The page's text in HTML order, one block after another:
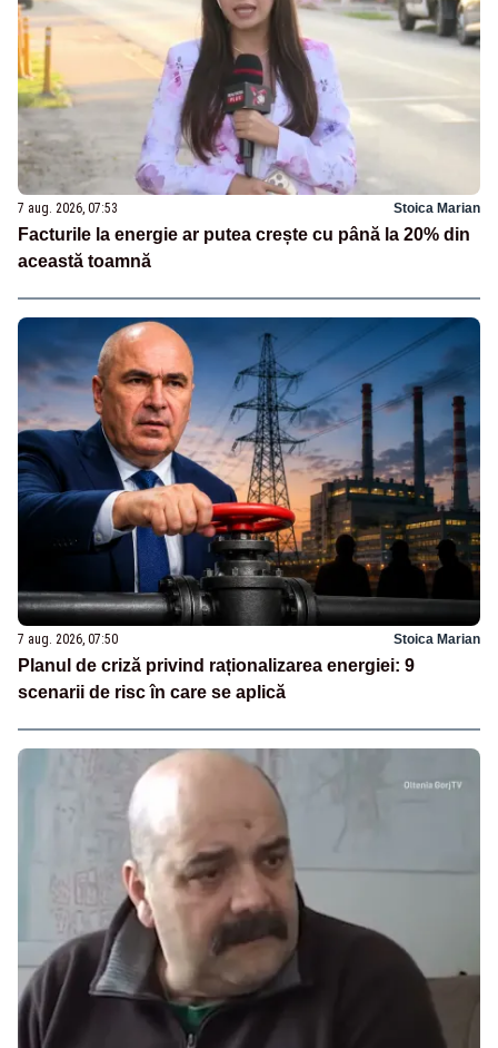
7 aug. 2026, 07:53 Stoica Marian
Facturile la energie ar putea crește cu până la 20% din
această toamnă
7 aug. 2026, 07:50 Stoica Marian
Planul de criză privind raționalizarea energiei: 9
scenarii de risc în care se aplică